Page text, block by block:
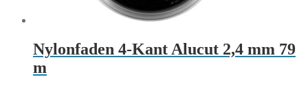
Nylonfaden 4-Kant Alucut 2,4 mm 79
m